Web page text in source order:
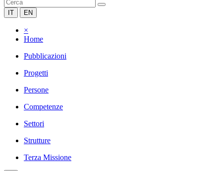
IT EN
×
Home
Pubblicazioni
Progetti
Persone
Competenze
Settori
Strutture
Terza Missione